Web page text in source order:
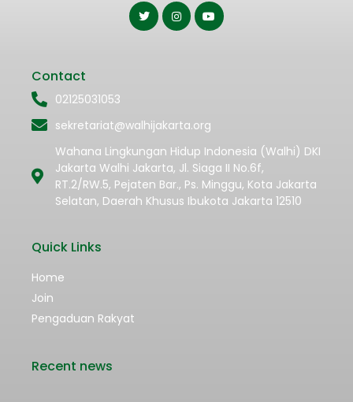
Contact
02125031053
sekretariat@walhijakarta.org
Wahana Lingkungan Hidup Indonesia (Walhi) DKI
Jakarta Walhi Jakarta, Jl. Siaga II No.6f,
RT.2/RW.5, Pejaten Bar., Ps. Minggu, Kota Jakarta
Selatan, Daerah Khusus Ibukota Jakarta 12510
Quick Links
Home
Join
Pengaduan Rakyat
Recent news